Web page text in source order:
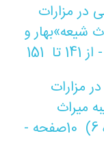
1؛ پژوهشی در مزارات
شیعه»بهار و
151
پژوهشی در مزارات
میراث
(
10صفحه -